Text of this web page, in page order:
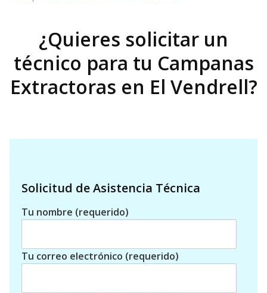
¿Quieres solicitar un
técnico para tu Campanas
Extractoras en El Vendrell?
Solicitud de Asistencia Técnica
Tu nombre (requerido)
Tu correo electrónico (requerido)